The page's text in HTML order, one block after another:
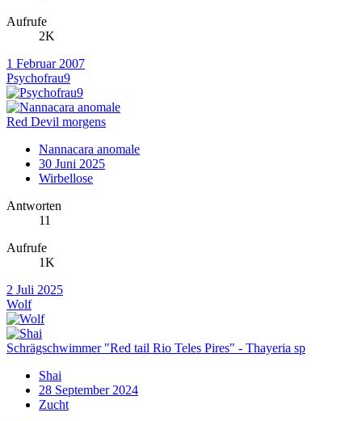
Aufrufe
2K
1 Februar 2007
Psychofrau9
Red Devil morgens
Nannacara anomale
30 Juni 2025
Wirbellose
Antworten
11
Aufrufe
1K
2 Juli 2025
Wolf
Schrägschwimmer "Red tail Rio Teles Pires" - Thayeria sp
Shai
28 September 2024
Zucht